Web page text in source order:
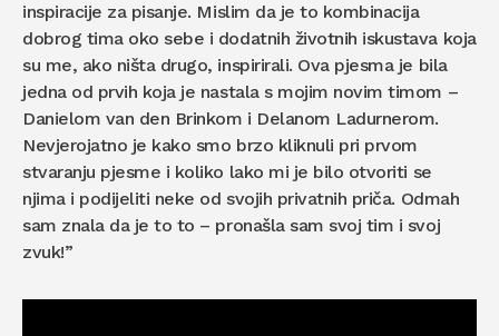
inspiracije za pisanje. Mislim da je to kombinacija
dobrog tima oko sebe i dodatnih životnih iskustava koja
su me, ako ništa drugo, inspirirali. Ova pjesma je bila
jedna od prvih koja je nastala s mojim novim timom –
Danielom van den Brinkom i Delanom Ladurnerom.
Nevjerojatno je kako smo brzo kliknuli pri prvom
stvaranju pjesme i koliko lako mi je bilo otvoriti se
njima i podijeliti neke od svojih privatnih priča. Odmah
sam znala da je to to – pronašla sam svoj tim i svoj
zvuk!”